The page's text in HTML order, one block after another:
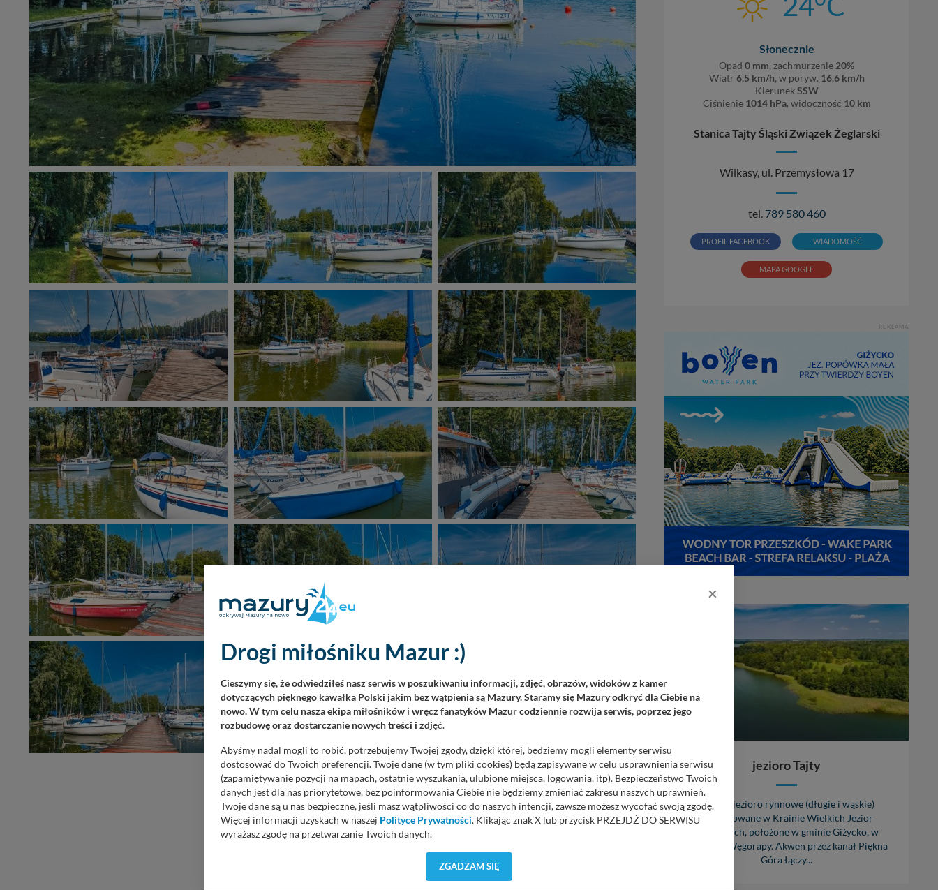
Słonecznie
Opad 0 mm, zachmurzenie 20%
Wiatr 6,5 km/h, w poryw. 16,6 km/h
KierunekSSW
Ciśnienie 1014 hPa, widoczność 10 km
Stanica Tajty Śląski Związek Żeglarski
Wilkasy, ul. Przemysłowa 17
tel. 789 580 460
PROFIL FACEBOOK WIADOMOŚĆ
MAPA GOOGLE
REKLAMA
jezioro Tajty
Tajty to jezioro rynnowe (długie i wąskie)
zlokalizowane w Krainie Wielkich Jezior
Mazurskich, położone w gminie Giżycko, w
dorzeczu Węgorapy. Akwen przez kanał Piękna
Góra łączy...
×
Drogi miłośniku Mazur :)
Cieszymy się, że odwiedziłeś nasz serwis w poszukiwaniu informacji, zdjęć, obrazów, widoków z kamer
dotyczących pięknego kawałka Polski jakim bez wątpienia są Mazury. Staramy się Mazury odkryć dla Ciebie na
nowo. W tym celu nasza ekipa miłośników i wręcz fanatyków Mazur codziennie rozwija serwis, poprzez jego
rozbudowę oraz dostarczanie nowych treści i zdjęć.
Abyśmy nadal mogli to robić, potrzebujemy Twojej zgody, dzięki której, będziemy mogli elementy serwisu
dostosować do Twoich preferencji. Twoje dane (w tym pliki cookies) będą zapisywane w celu usprawnienia serwisu
(zapamiętywanie pozycji na mapach, ostatnie wyszukania, ulubione miejsca, logowania, itp). Bezpieczeństwo Twoich
danych jest dla nas priorytetowe, bez poinformowania Ciebie nie będziemy zmieniać zakresu naszych uprawnień.
Twoje dane są u nas bezpieczne, jeśli masz wątpliwości co do naszych intencji, zawsze możesz wycofać swoją zgodę.
Więcej informacji uzyskach w naszej Polityce Prywatności. Klikając znak X lub przycisk PRZEJDŹ DO SERWISU
wyrażasz zgodę na przetwarzanie Twoich danych.
Wyjątkiem jest sytuacja, gdy przekazanie Twoich danych jest elementem usługi (przekazanie danych z formularza
ZGADZAM SIĘ